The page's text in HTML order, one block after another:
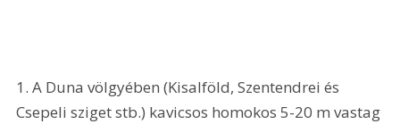
1. A Duna völgyében (Kisalföld, Szentendrei és
Csepeli sziget stb.) kavicsos homokos 5-20 m vastag